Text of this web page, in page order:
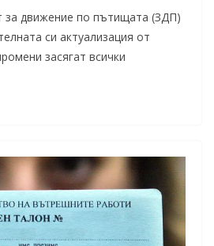
за движение по пътищата (ЗДП)
си актуализация от
засягат всички